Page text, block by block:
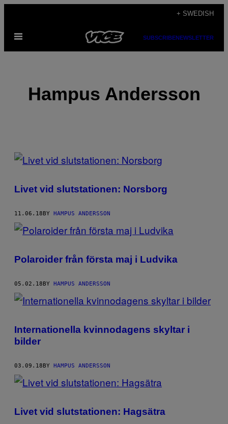
content
+ SWEDISH
Open
SUBSCRIBENEWSLETTER
Hampus Andersson
POSTS
THIS
AUTHOR
Livet vid slutstationen: Norsborg
11.06.18BY HAMPUS ANDERSSON
Polaroider från första maj i Ludvika
05.02.18BY HAMPUS ANDERSSON
Internationella kvinnodagens skyltar i
bilder
03.09.18BY HAMPUS ANDERSSON
Livet vid slutstationen: Hagsätra